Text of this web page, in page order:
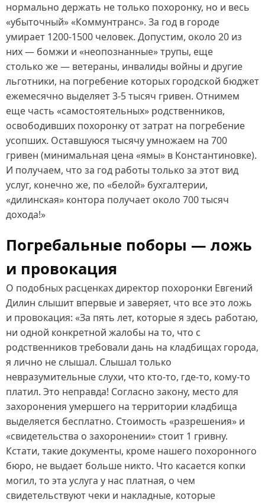
нормально держать не только похоронку, но и весь
«убыточный» «Коммунтранс». За год в городе
умирает 1200‑1500 человек. Допустим, около 20 из
них — бомжи и «неопознанные» трупы, еще
столько же — ветераны, инвалиды войны и другие
льготники, на погребение которых городской бюджет
ежемесячно выделяет 3‑5 тысяч гривен. Отнимем
еще часть «самостоятельных» родственников,
освободивших похоронку от затрат на погребение
усопших. Оставшуюся тысячу умножаем на 700
гривен (минимальная цена «ямы» в Константиновке).
И получаем, что за год работы только за этот вид
услуг, конечно же, по «белой» бухгалтерии,
«дилинская» контора получает около 700 тысяч
дохода!»
Погребальные поборы — ложь
и провокация
О подобных расценках директор похоронки Евгений
Дилин слышит впервые и заверяет, что все это ложь
и провокация: «За пять лет, которые я здесь работаю,
ни одной конкретной жалобы на то, что с
родственников требовали дань на кладбищах города,
я лично не слышал. Слышал только
невразумительные слухи, что кто‑то, где‑то, кому‑то
платил. Это неправда! Согласно закону, место для
захоронения умершего на территории кладбища
выделяется бесплатно. Стоимость «разрешения» и
«свидетельства о захоронении» стоит 1 гривну.
Кстати, такие документы, кроме нашего похоронного
бюро, не выдает больше никто. Что касается копки
могил, то эта услуга у нас платная, о чем
свидетельствуют чеки и накладные, которые